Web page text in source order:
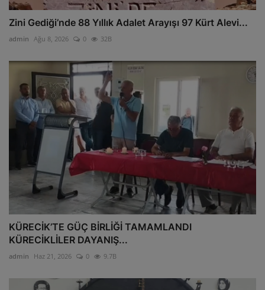
Zini Gediği’nde 88 Yıllık Adalet Arayışı 97 Kürt Alevi...
admin Ağu 8, 2026 0 32B
KÜRECİK’TE GÜÇ BİRLİĞİ TAMAMLANDI
KÜRECİKLİLER DAYANIŞ...
admin Haz 21, 2026 0 9.7B